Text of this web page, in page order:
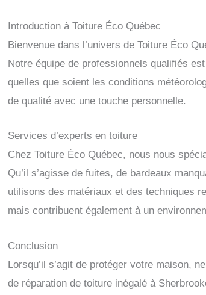
Introduction à Toiture Éco Québec
Bienvenue dans l’univers de Toiture Éco
Notre équipe de professionnels qualifiés
quelles que soient les conditions
de qualité avec une touche personnelle.
Services d’experts en toiture
Chez Toiture Éco Québec, nous nous
Qu’il s’agisse de fuites, de bardeaux
utilisons des matériaux et des techniques
mais contribuent également à un
Conclusion
Lorsqu’il s’agit de protéger votre maison,
de réparation de toiture inégalé à